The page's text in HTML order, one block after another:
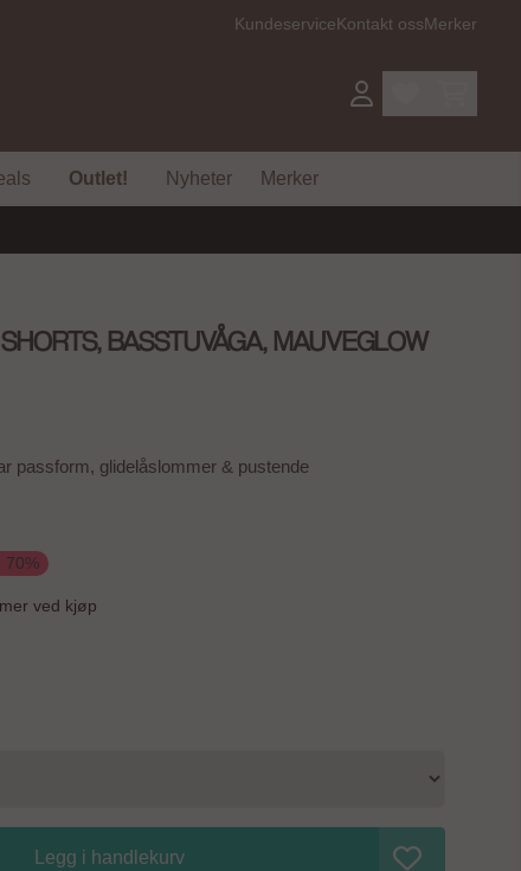
KundeserviceKontakt ossMerker
Outlet! Nyheter Merker
BASSTUVÅGA, MAUVEGLOW
passform, glidelåslommer & pustende
70%
ved kjøp
Legg i handlekurv